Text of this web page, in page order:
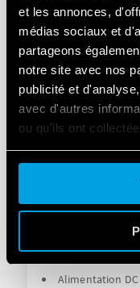
et les annonces,
médias sociaux et
partageons
notre site avec nos
publicité et
avec d'autres
ou qu'ils ont
services.
DÉTAILS
TYPE 38.61 -
Alimentation DC